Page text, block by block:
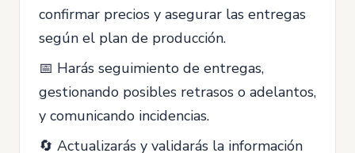
confirmar precios y asegurar las entregas
según el plan de producción.
📅 Harás seguimiento de entregas,
gestionando posibles retrasos o adelantos,
y comunicando incidencias.
🔄 Actualizarás y validarás la información